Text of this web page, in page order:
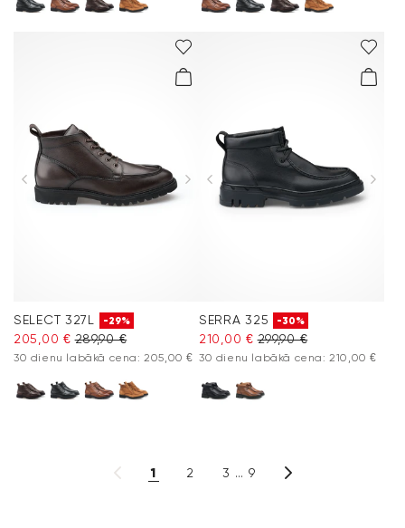
SELECT 327L -29%
205,00 € 289,90 €
30 dienu labākā cena: 205,00 €
SERRA 325 -30%
210,00 € 299,90 €
30 dienu labākā cena: 210,00 €
1 2 3 9